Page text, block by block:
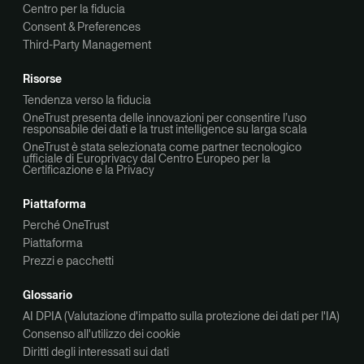
Centro per la fiducia
Consent & Preferences
Third-Party Management
Risorse
Tendenza verso la fiducia
OneTrust presenta delle innovazioni per consentire l’uso
responsabile dei dati e la trust intelligence su larga scala
OneTrust è stata selezionata come partner tecnologico
ufficiale di Europrivacy dal Centro Europeo per la
Certificazione e la Privacy
Piattaforma
Perché OneTrust
Piattaforma
Prezzi e pacchetti
Glossario
AI DPIA (Valutazione d'impatto sulla protezione dei dati per l'IA)
Consenso all'utilizzo dei cookie
Diritti degli interessati sui dati